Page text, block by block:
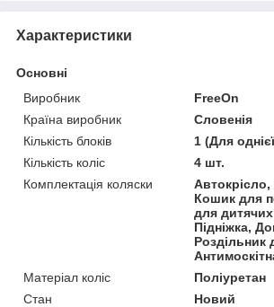
Характеристики
Основні
Виробник
FreeOn
Країна виробник
Словенія
Кількість блоків
1 (Для
Кількість коліс
4 шт.
Комплектація коляски
Автокрісло,
Кошик для
для
Підніжка,
Роздільник
Матеріал коліс
Поліуретан
Стан
Новий